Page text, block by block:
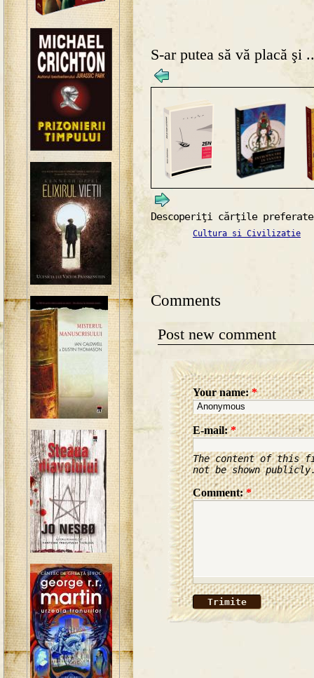
S-ar putea să vă placă şi
Descoperiţi cărţile
Cultura si Civilizatie
Comments
Post new comment
Your name:*
E-mail:*
The content of this
not be shown
Comment:*